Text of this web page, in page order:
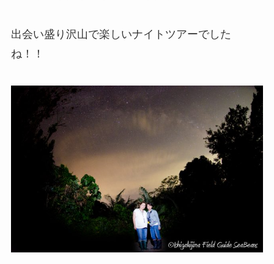
出会い盛り沢山で楽しいナイトツアーでした
ね！！